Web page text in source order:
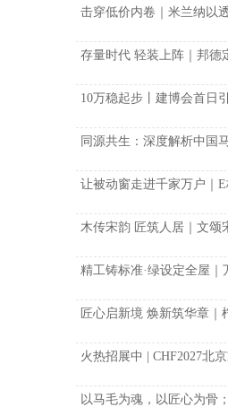
击穿低价内卷｜米兰纳以
存量时代 轻装上阵｜邦德
​10万稳起步丨建博会首日
同源共生：深度解析中国
让被动窗走进千家万户｜
木传宋韵 匠筑人居｜文颂
精工铸标准·绿设定全屋
匠心启新境 焕新筑华章｜
火热招展中 | CHF2027北
以马毛为魂，以匠心为骨